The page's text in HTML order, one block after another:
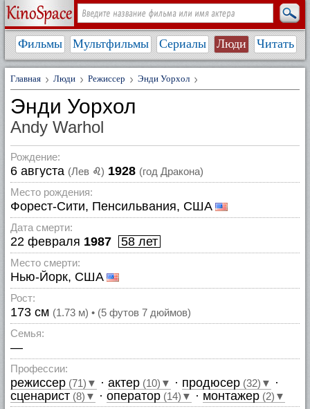
Фильмы Мультфильмы Сериалы Люди Читать
Главная Люди Режиссер Энди Уорхол
Энди Уорхол
Andy Warhol
Рождение:
6 августа (Лев ♌) 1928 (год Дракона)
Место рождения:
Форест-Сити, Пенсильвания, США
Дата смерти:
22 февраля 1987 58 лет
Место смерти:
Нью-Йорк, США
Рост:
173 см (1.73 м) • (5 футов 7 дюймов)
Семья:
—
Профессии:
режиссер (71)▼ · актер (10)▼ · продюсер (32)▼ ·
сценарист (8)▼ · оператор (14)▼ · монтажер (2)▼